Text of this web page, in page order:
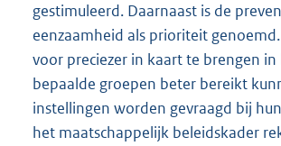
gestimuleerd. Daarnaast is de
eenzaamheid als prioriteit
voor preciezer in kaart te brengen in
bepaalde groepen beter bereikt
instellingen worden gevraagd bij
het maatschappelijk beleidskader